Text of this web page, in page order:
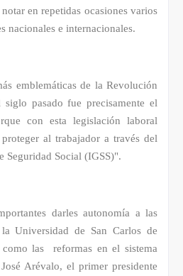
en repetidas ocasiones varios
nacionales e internacionales.
emblemáticas de la Revolución
pasado fue precisamente el
con esta legislación laboral
al trabajador a través del
Seguridad Social (IGSS)".
darles autonomía a las
Universidad de San Carlos de
las reformas en el sistema
Arévalo, el primer presidente